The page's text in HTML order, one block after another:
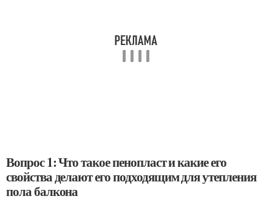
Вопрос 1: Что такое пенопласт и какие его
свойства делают его подходящим для утепления
пола балкона